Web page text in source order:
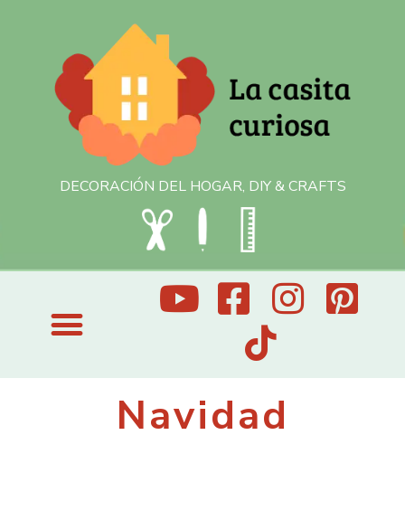
DECORACIÓN DEL HOGAR, DIY & CRAFTS
Navidad